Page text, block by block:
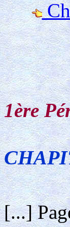
1ère
[...]